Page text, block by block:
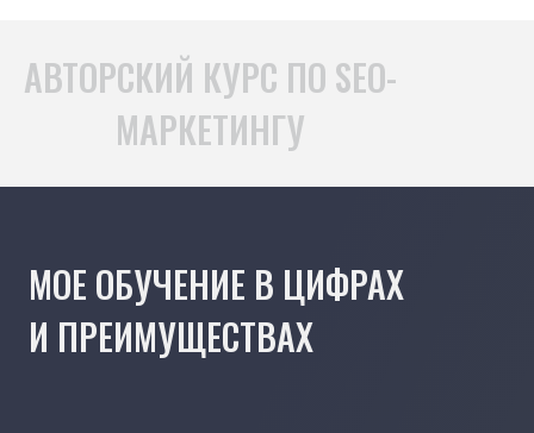
АВТОРСКИЙ КУРС ПО SEO-
МАРКЕТИНГУ
МОЕ ОБУЧЕНИЕ В ЦИФРАХ
И ПРЕИМУЩЕСТВАХ